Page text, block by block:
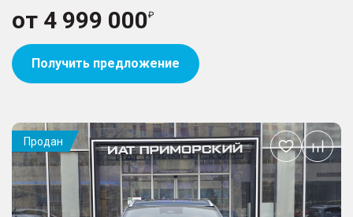
от 4 999 000
Получить предложение
Продан
Добавить
в
избранное